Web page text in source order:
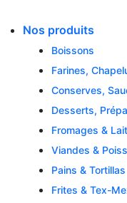
content
Nos produits
Boissons
Farines,
Conserves,
Desserts,
Fromages &
Viandes &
Pains & Tortillas
Frites & Tex-